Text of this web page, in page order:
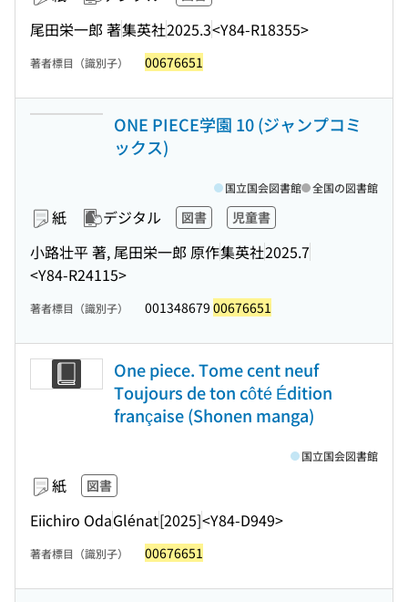
尾田栄一郎 著集英社2025.3<Y84-R18355>
著者標目（識別子） 00676651
ONE PIECE学園 10 (ジャンプコミ
ックス)
紙 デジタル 図書 児童書
小路壮平 著, 尾田栄一郎 原作集英社2025.7
<Y84-R24115>
国立国会図書館 全国の図書館
著者標目（識別子） 001348679 00676651
One piece. Tome cent neuf
Toujours de ton côté Édition
française (Shonen manga)
紙 図書
Eiichiro OdaGlénat[2025]<Y84-D949>
国立国会図書館
著者標目（識別子） 00676651